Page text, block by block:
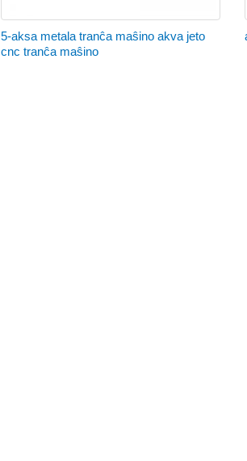
5-aksa metala tranĉa maŝino akva jeto
cnc tranĉa maŝino